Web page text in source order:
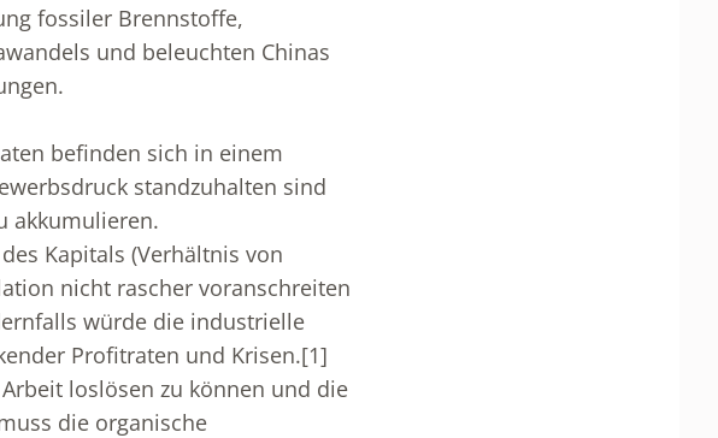
fossiler Brennstoffe,
und beleuchten Chinas
befinden sich in einem
standzuhalten sind
akkumulieren.
Kapitals (Verhältnis von
nicht rascher voranschreiten
würde die industrielle
Profitraten und Krisen.[1]
loslösen zu können und die
die organische